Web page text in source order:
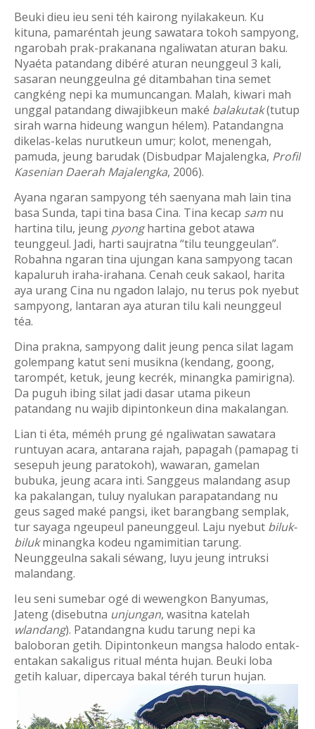
Beuki dieu ieu seni téh kairong nyilakakeun. Ku
kituna, pamaréntah jeung sawatara tokoh sampyong,
ngarobah prak-prakanana ngaliwatan aturan baku.
Nyaéta patandang dibéré aturan neunggeul 3 kali,
sasaran neunggeulna gé ditambahan tina semet
cangkéng nepi ka mumuncangan. Malah, kiwari mah
unggal patandang diwajibkeun maké balakutak(tutup
sirah warna hideung wangun hélem). Patandangna
dikelas-kelas nurutkeun umur; kolot, menengah,
pamuda, jeung barudak (Disbudpar Majalengka, Profil
Kasenian Daerah Majalengka, 2006).
Ayana ngaran sampyong téh saenyana mah lain tina
basa Sunda, tapi tina basa Cina. Tina kecap sam nu
hartina tilu, jeung pyonghartina gebot atawa
teunggeul. Jadi, harti saujratna “tilu teunggeulan”.
Robahna ngaran tina ujungan kana sampyong tacan
kapaluruh iraha-irahana. Cenah ceuk sakaol, harita
aya urang Cina nu ngadon lalajo, nu terus pok nyebut
sampyong, lantaran aya aturan tilu kali neunggeul
téa.
Dina prakna, sampyong dalit jeung penca silat lagam
golempang katut seni musikna (kendang, goong,
tarompét, ketuk, jeung kecrék, minangka pamirigna).
Da puguh ibing silat jadi dasar utama pikeun
patandang nu wajib dipintonkeun dina makalangan.
Lian ti éta, méméh prung gé ngaliwatan sawatara
runtuyan acara, antarana rajah, papagah (pamapag ti
sesepuh jeung paratokoh), wawaran, gamelan
bubuka, jeung acara inti. Sanggeus malandang asup
ka pakalangan, tuluy nyalukan parapatandang nu
geus saged maké pangsi, iket barangbang semplak,
tur sayaga ngeupeul paneunggeul. Laju nyebut biluk-
bilukminangka kodeu ngamimitian tarung.
Neunggeulna sakali séwang, luyu jeung intruksi
malandang.
Ieu seni sumebar ogé di wewengkon Banyumas,
Jateng (disebutna unjungan, wasitna katelah
wlandang). Patandangna kudu tarung nepi ka
baloboran getih. Dipintonkeun mangsa halodo entak-
entakan sakaligus ritual ménta hujan. Beuki loba
getih kaluar, dipercaya bakal téréh turun hujan.